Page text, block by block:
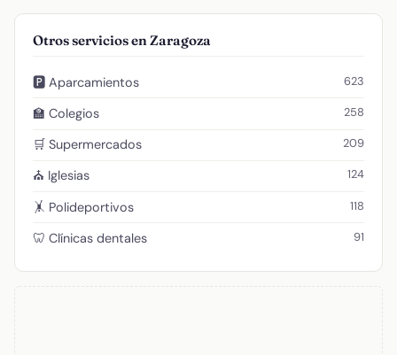
Otros servicios en Zaragoza
🅿️ Aparcamientos 623
🏫 Colegios 258
🛒 Supermercados 209
⛪ Iglesias 124
🤸 Polideportivos 118
🦷 Clínicas dentales 91